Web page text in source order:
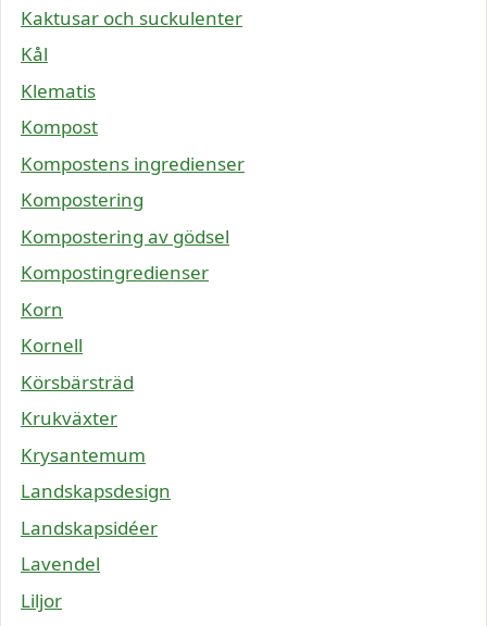
Kaktusar och suckulenter
Kål
Klematis
Kompost
Kompostens ingredienser
Kompostering
Kompostering av gödsel
Kompostingredienser
Korn
Kornell
Körsbärsträd
Krukväxter
Krysantemum
Landskapsdesign
Landskapsidéer
Lavendel
Liljor